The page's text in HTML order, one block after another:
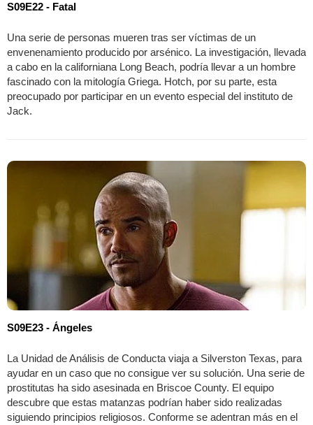
S09E22 - Fatal
Una serie de personas mueren tras ser víctimas de un
envenenamiento producido por arsénico. La investigación, llevada
a cabo en la californiana Long Beach, podría llevar a un hombre
fascinado con la mitología Griega. Hotch, por su parte, esta
preocupado por participar en un evento especial del instituto de
Jack.
S09E23 - Ángeles
La Unidad de Análisis de Conducta viaja a Silverston Texas, para
ayudar en un caso que no consigue ver su solución. Una serie de
prostitutas ha sido asesinada en Briscoe County. El equipo
descubre que estas matanzas podrían haber sido realizadas
siguiendo principios religiosos. Conforme se adentran más en el